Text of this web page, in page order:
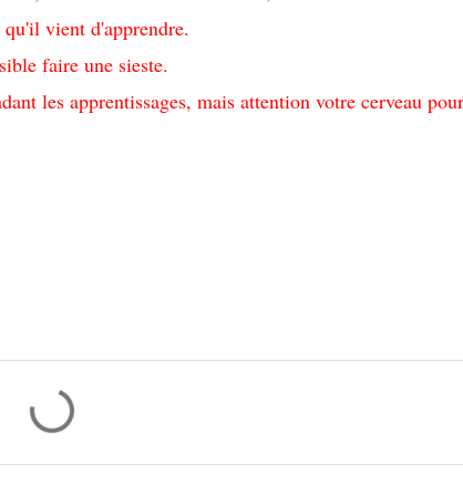
vient d'apprendre.
faire une sieste.
les apprentissages, mais attention votre cerveau